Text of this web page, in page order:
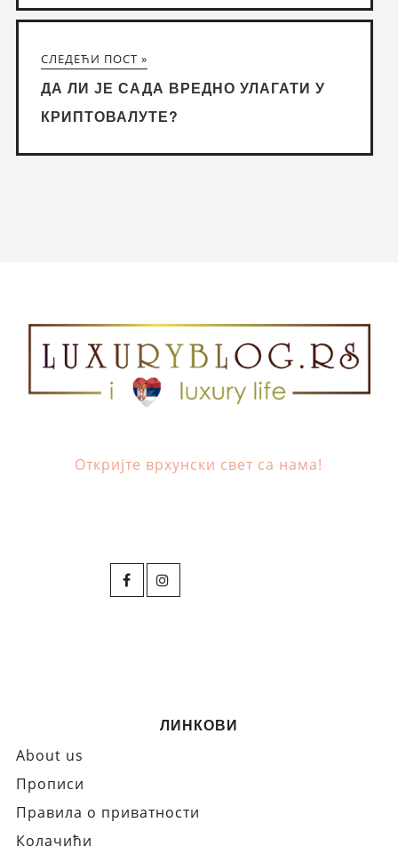
СЛЕДЕЋИ ПОСТ »
ДА ЛИ ЈЕ САДА ВРЕДНО УЛАГАТИ У
КРИПТОВАЛУТЕ?
Откријте врхунски свет са нама!
ЛИНКОВИ
About us
Прописи
Правила о приватности
Колачићи